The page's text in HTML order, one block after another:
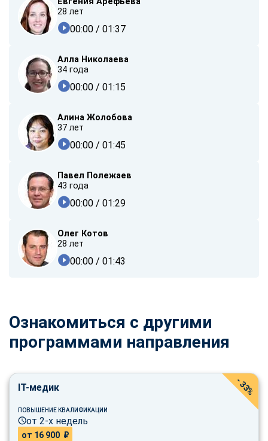
28 лет
00:00 / 01:37
Алла Николаева
34 года
00:00 / 01:15
Алина Жолобова
37 лет
00:00 / 01:45
Павел Полежаев
43 года
00:00 / 01:29
Олег Котов
28 лет
00:00 / 01:43
Ознакомиться с другими
программами направления
IT-медик
ПОВЫШЕНИЕ КВАЛИФИКАЦИИ
от 2-х недель
от 16 900 ₽
- 33%